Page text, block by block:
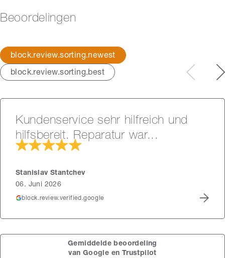
Beoordelingen
block.review.sorting.newest
block.review.sorting.best
Kundenservice sehr hilfreich und
hilfsbereit. Reparatur war...
Stanislav Stantchev
06. Juni 2026
block.review.verified.google
Gemiddelde beoordeling
van Google en Trustpilot